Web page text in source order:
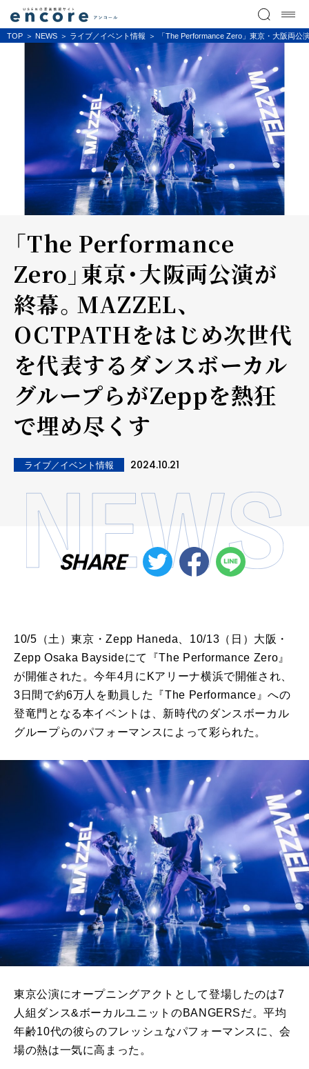
TOP NEWS ライブ／イベント情報 「The Performance Zero」東京・大阪両
「The Performance
Zero」東京・大阪両公演が
終幕。MAZZEL、
OCTPATHをはじめ次世代
を代表するダンスボーカル
グループらがZeppを熱狂
で埋め尽くす
ライブ／イベント情報 2024.10.21
SHARE
10/5（土）東京・Zepp Haneda、10/13（日）大阪・
Zepp Osaka Baysideにて『The Performance Zero』
が開催された。今年4月にKアリーナ横浜で開催され、
3日間で約6万人を動員した『The Performance』への
登竜門となる本イベントは、新時代のダンスボーカル
グループらのパフォーマンスによって彩られた。
東京公演にオープニングアクトとして登場したのは7
人組ダンス&ボーカルユニットのBANGERSだ。平均
年齢10代の彼らのフレッシュなパフォーマンスに、会
場の熱は一気に高まった。